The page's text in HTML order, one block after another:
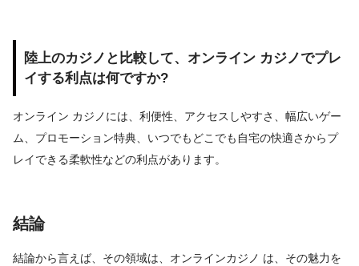
陸上のカジノと比較して、オンライン カジノでプレ
イする利点は何ですか?
オンライン カジノには、利便性、アクセスしやすさ、幅広いゲー
ム、プロモーション特典、いつでもどこでも自宅の快適さからプ
レイできる柔軟性などの利点があります。
結論
結論から言えば、その領域は、オンラインカジノ は、その魅力を